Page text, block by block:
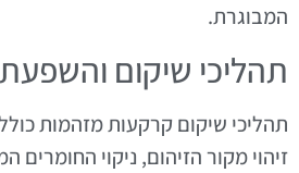
המבוגרת.
תהליכי שיקום
תהליכי שיקום קרקעות מזהמות
זיהוי מקור הזיהום, ניקוי החומרים